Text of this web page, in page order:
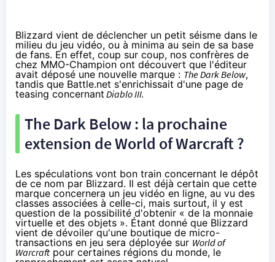
Blizzard vient de déclencher un petit séisme dans le
milieu du jeu vidéo, ou à minima au sein de sa base
de fans. En effet, coup sur coup, nos confrères de
chez MMO-Champion ont découvert que l'éditeur
avait déposé une nouvelle marque : The Dark Below,
tandis que Battle.net s'enrichissait d'une page de
teasing concernant Diablo III.
The Dark Below : la prochaine
extension de World of Warcraft ?
Les spéculations vont bon train concernant le dépôt
de ce nom par Blizzard. Il est déjà certain que cette
marque concernera un jeu vidéo en ligne, au vu des
classes associées à celle-ci, mais surtout, il y est
question de la possibilité d'obtenir « de la monnaie
virtuelle et des objets ». Étant donné que Blizzard
vient de dévoiler qu'une boutique de micro-
transactions en jeu sera déployée sur World of
Warcraftpour certaines régions du monde, le